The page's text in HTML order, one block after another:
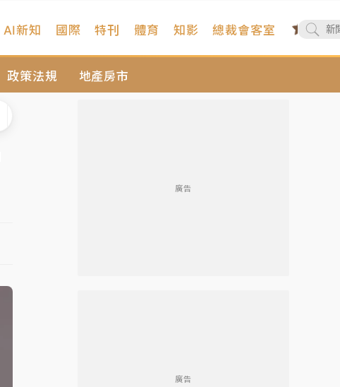
政策法規 地產房市
AI新知 國際 特刊 體育 知影 總裁會客室
廣告
廣告